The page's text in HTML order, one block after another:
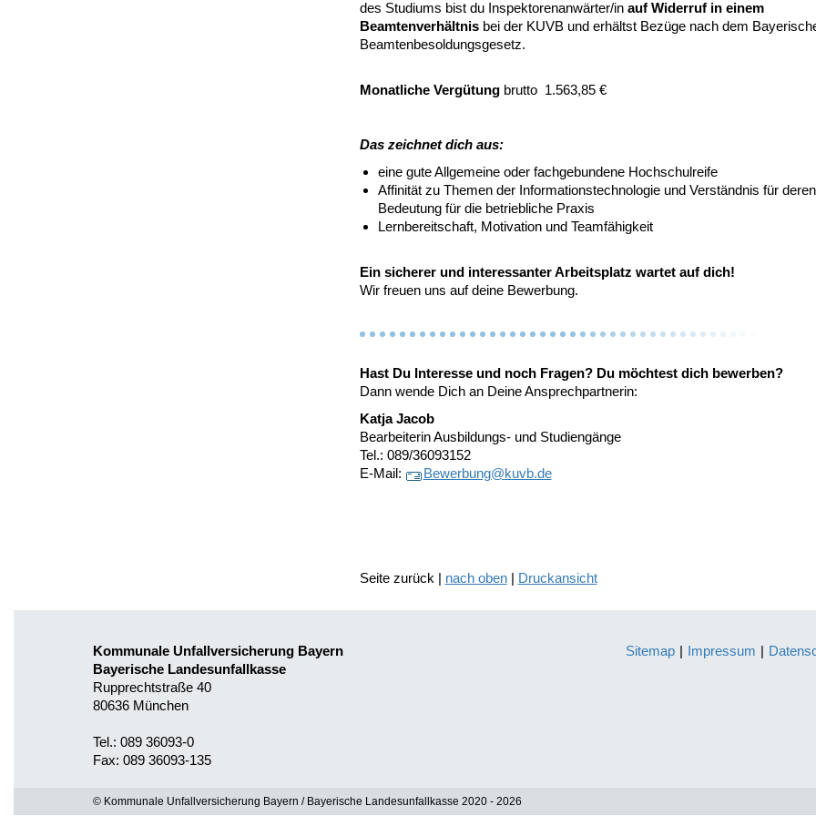
des Studiums bist du Inspektorenanwärter/in auf Widerruf in einem
Beamtenverhältnisbei der KUVB und erhältst Bezüge nach dem
Beamtenbesoldungsgesetz.
Monatliche Vergütungbrutto 1.563,85 €
Das zeichnet dich aus:
eine gute Allgemeine oder fachgebundene Hochschulreife
Affinität zu Themen der Informationstechnologie und Verständnis für deren
Bedeutung für die betriebliche Praxis
Lernbereitschaft, Motivation und Teamfähigkeit
Ein sicherer und interessanter Arbeitsplatz wartet auf dich!
Wir freuen uns auf deine Bewerbung.
Hast Du Interesse und noch Fragen? Du möchtest dich bewerben?
Dann wende Dich an Deine Ansprechpartnerin:
Katja Jacob
Bearbeiterin Ausbildungs- und Studiengänge
Tel.: 089/36093152
E-Mail:
Bewerbung@kuvb.de
Seite zurück | nach oben| Druckansicht
Kommunale Unfallversicherung Bayern
Bayerische Landesunfallkasse
Rupprechtstraße 40
80636 München
Tel.: 089 36093-0
Fax: 089 36093-135
Sitemap | Impressum |
© Kommunale Unfallversicherung Bayern / Bayerische Landesunfallkasse 2020 - 2026